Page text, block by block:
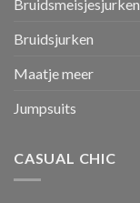
Bruidsmeisjesjurken
Bruidsjurken
Maatje meer
Jumpsuits
CASUAL CHIC